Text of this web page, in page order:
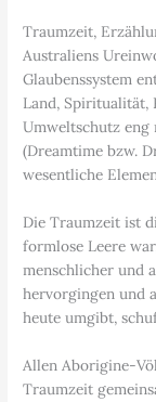
Traumzeit,
Australiens
Glaubenssystem
Land, Spiritualität,
Umweltschutz eng
(Dreamtime bzw.
wesentliche
Die Traumzeit ist
formlose Leere
menschlicher und
hervorgingen und
heute umgibt,
Allen Aborigine-
Traumzeit